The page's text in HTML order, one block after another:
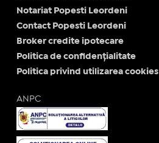
Notariat Popesti Leordeni
Contact Popesti Leordeni
Broker credite ipotecare
Politica de confidențialitate
Politica privind utilizarea cookies
ANPC